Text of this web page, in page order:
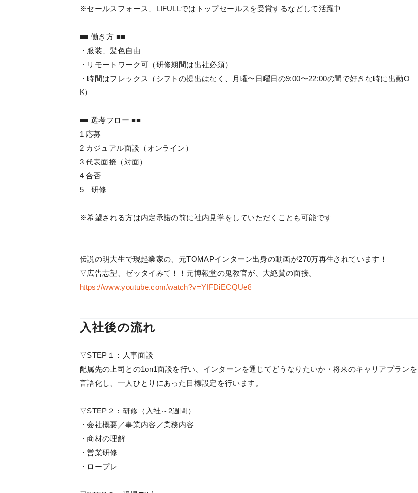
※セールスフォース、LIFULLではトップセールスを受賞するなどして活躍中
■■ 働き方 ■■
・服装、髪色自由
・リモートワーク可（研修期間は出社必須）
・時間はフレックス（シフトの提出はなく、月曜〜日曜日の9:00〜22:00の間で好きな時に出勤O
K）
■■ 選考フロー ■■
1 応募
2 カジュアル面談（オンライン）
3 代表面接（対面）
4 合否
5 研修
※希望される方は内定承諾の前に社内見学をしていただくことも可能です
--------
伝説の明大生で現起業家の、元TOMAPインターン出身の動画が270万再生されています！
▽広告志望、ゼッタイみて！！元博報堂の鬼教官が、大絶賛の面接。
https://www.youtube.com/watch?v=YIFDiECQUe8
入社後の流れ
▽STEP１：人事面談
配属先の上司との1on1面談を行い、インターンを通じてどうなりたいか・将来のキャリアプランを
言語化し、一人ひとりにあった目標設定を行います。
▽STEP２：研修（入社～2週間）
・会社概要／事業内容／業務内容
・商材の理解
・営業研修
・ロープレ